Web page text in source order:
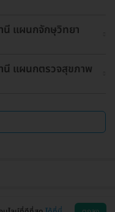
นี แผนกจักษุวิทยา
นี แผนกตรวจสุขภาพ